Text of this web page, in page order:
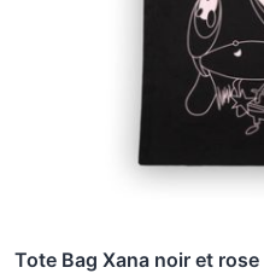
Tote Bag Xana noir et rose